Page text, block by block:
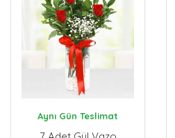
Aynı Gün Teslimat